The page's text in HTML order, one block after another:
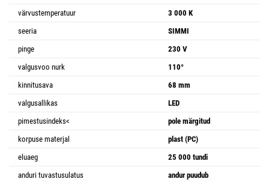
värvustemperatuur
3 000 K
seeria
SIMMI
pinge
230 V
valgusvoo nurk
110°
kinnitusava
68 mm
valgusallikas
LED
pimestusindeks<
pole märgitud
korpuse materjal
plast (PC)
eluaeg
25 000 tundi
anduri tuvastusulatus
andur puudub